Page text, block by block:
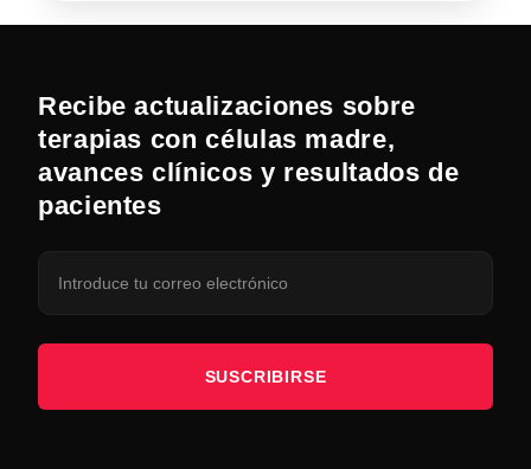
Recibe actualizaciones sobre
terapias con células madre,
avances clínicos y resultados de
pacientes
SUSCRIBIRSE